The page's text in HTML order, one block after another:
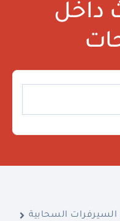
السحابية